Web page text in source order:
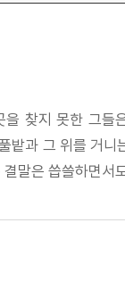
찾지 못한 그들
밭과 그 위를 거
말은 씁쓸하면서